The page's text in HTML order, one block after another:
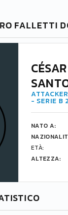
FALLETTI
- SERIE
NATO A:
ETÀ:
ALTEZZA: